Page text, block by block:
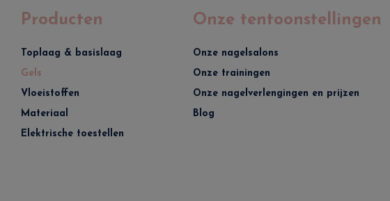
Producten
Toplaag & basislaag
Gels
Vloeistoffen
Materiaal
Elektrische toestellen
Onze tentoonstellingen
Onze nagelsalons
Onze trainingen
Onze nagelverlengingen en prijzen
Blog